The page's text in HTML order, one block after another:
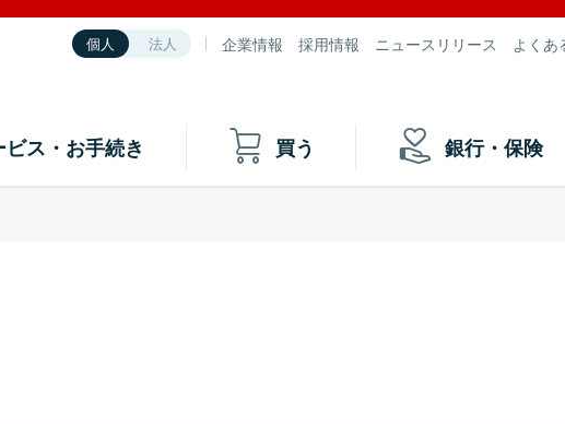
個人 法人 企業情報 採用情報 ニュースリリース よくあ
ビス・お手続き 買う 銀行・保険